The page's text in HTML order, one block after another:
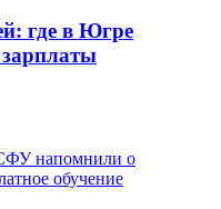
где в Югре
зарплаты